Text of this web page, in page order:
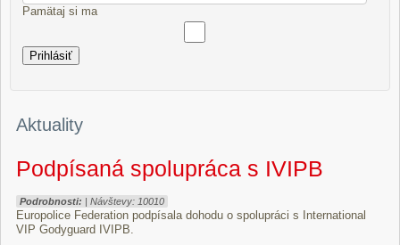
Pamätaj si ma
Prihlásiť
Aktuality
Podpísaná spolupráca s IVIPB
Podrobnosti: | Návštevy: 10010
Europolice Federation podpísala dohodu o spolupráci s International
VIP Godyguard IVIPB.